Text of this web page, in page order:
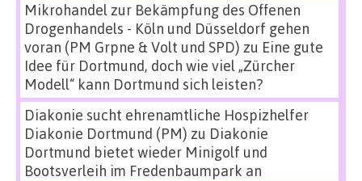
Mikrohandel zur Bekämpfung des Offenen
Drogenhandels - Köln und Düsseldorf gehen
voran (PM Grpne & Volt und SPD) zu Eine gute
Idee für Dortmund, doch wie viel „Zürcher
Modell“ kann Dortmund sich leisten?
Diakonie sucht ehrenamtliche Hospizhelfer
Diakonie Dortmund (PM) zu Diakonie
Dortmund bietet wieder Minigolf und
Bootsverleih im Fredenbaumpark an